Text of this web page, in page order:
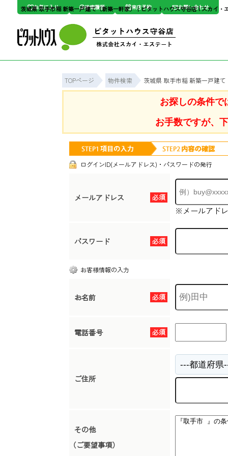
茨城県 取手市稲 新築一戸建て（新築一軒家）｜ピタットハウス守谷店 | スカイ・
お気に入り 検索履歴 来店予約 お問い合わせ
TOPページ 物件検索 茨城県 取手市稲 新築一戸建
お探しの条件で
お手数ですが、
ログインID(メールアドレス)・パスワードの発行
必須
メールアドレス
※メールアド
必須
パスワード
お客様情報の入力
必須
お名前
必須
電話番号
ご住所
その他
（ご要望事項）